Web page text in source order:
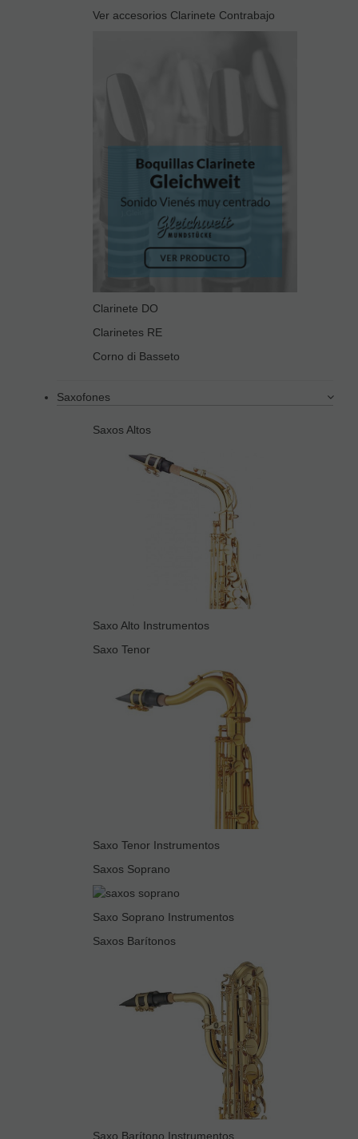
Ver accesorios Clarinete Contrabajo
Clarinete DO
Clarinetes RE
Corno di Basseto
Saxofones
Saxos Altos
Saxo Alto Instrumentos
Saxo Tenor
Saxo Tenor Instrumentos
Saxos Soprano
Saxo Soprano Instrumentos
Saxos Barítonos
Saxo Barítono Instrumentos